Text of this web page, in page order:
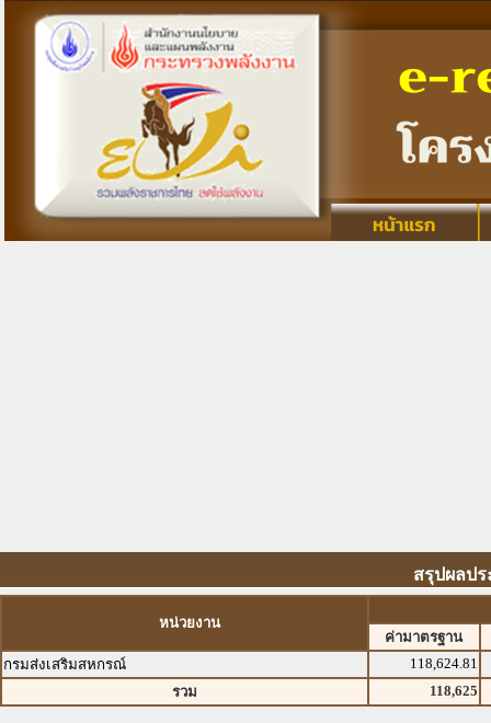
สรุปผลปร
หน่วยงาน
ค่ามาตรฐาน
กรมส่งเสริมสหกรณ์
118,624.81
รวม
118,625